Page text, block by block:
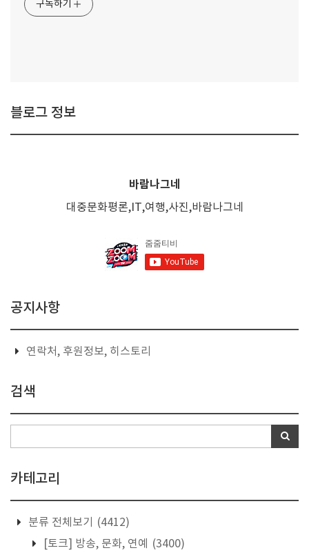
구독하기
블로그 정보
바람나그네
대중문화평론,IT,여행,사진,바람나그네
공지사항
연락처, 후원정보, 히스토리
검색
카테고리
분류 전체보기
(4412)
[토크] 방송, 문화, 연예
(3400)